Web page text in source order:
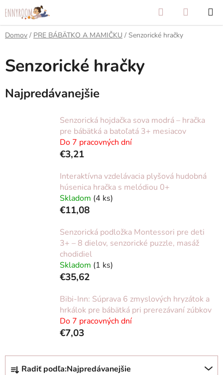
na
obsah
Hľadať
KOŠÍK
Domov / PRE BÁBÄTKO A MAMIČKU / Senzorické hračky
Senzorické hračky
Najpredávanejšie
Senzorická hojdačka sova modrá – hračka
pre bábätká a batoľatá 3+ mesiacov
Do 7 pracovných dní
€3,21
Interaktívna vzdelávacia plyšová hudobná
húsenica hračka s melódiou 0+
Skladom (4 ks)
€11,08
Senzorická podložka Montessori pre deti
3+ – 8 dielov, senzorické puzzle, masáž
chodidiel
Skladom (1 ks)
€35,62
Bibi-Inn: Súprava 6 zmyslových hryzátok a
hrkálok pre bábätká pri prerezávaní zúbkov
Do 7 pracovných dní
€7,03
R
Radiť podľa:Najpredávanejšie